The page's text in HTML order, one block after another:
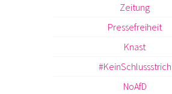
Zeitung
Pressefreiheit
Knast
#KeinSchlussstrich
NoAfD